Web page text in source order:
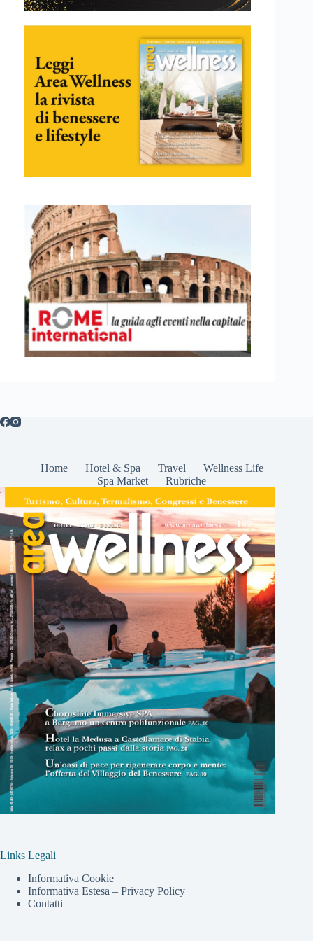
Home Hotel & Spa Travel
Wellness Life
Spa Market
Rubriche
Links Legali
Informativa Cookie
Informativa Estesa – Privacy Policy
Contatti